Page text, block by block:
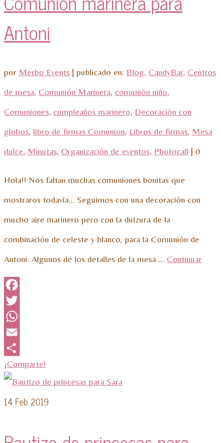
Antoni
por Merbo Events | publicado en: Blog, CandyBar, Centros
de mesa, Comunión Marinera, comunión niño,
Comuniones, cumpleaños marinero, Decoración con
globos, libro de firmas Comunion, Libros de firmas, Mesa
dulce, Minutas, Organización de eventos, Photocall | 0
Hola!! Nos faltan muchas comuniones bonitas que
mostraros todavía… Seguimos con una decoración con
mucho aire marinero pero con la dulzura de la
combinación de celeste y blanco, para la Comunión de
Antoni. Algunos de los detalles de la mesa … Continuar
Facebook
Twitter
WhatsApp
Email
¡Comparte!
14 Feb 2019